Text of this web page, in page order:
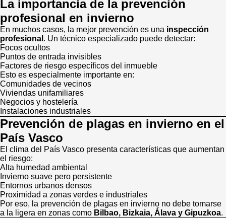
La importancia de la prevención
profesional en invierno
En muchos casos, la mejor prevención es una inspección
profesional . Un técnico especializado puede detectar:
Focos ocultos
Puntos de entrada invisibles
Factores de riesgo específicos del inmueble
Esto es especialmente importante en:
Comunidades de vecinos
Viviendas unifamiliares
Negocios y hostelería
Instalaciones industriales
Prevención de plagas en invierno en el
País Vasco
El clima del País Vasco presenta características que aumentan
el riesgo:
Alta humedad ambiental
Invierno suave pero persistente
Entornos urbanos densos
Proximidad a zonas verdes e industriales
Por eso, la prevención de plagas en invierno no debe tomarse
a la ligera en zonas como Bilbao, Bizkaia, Álava y Gipuzkoa.